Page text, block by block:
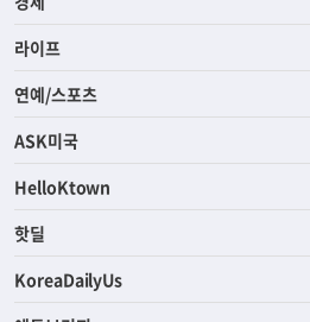
사회
경제
라이프
연예/스포츠
ASK미국
HelloKtown
핫딜